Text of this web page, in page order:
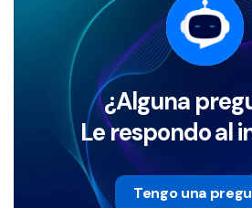
¿Alguna
Le respondo al
Tengo una